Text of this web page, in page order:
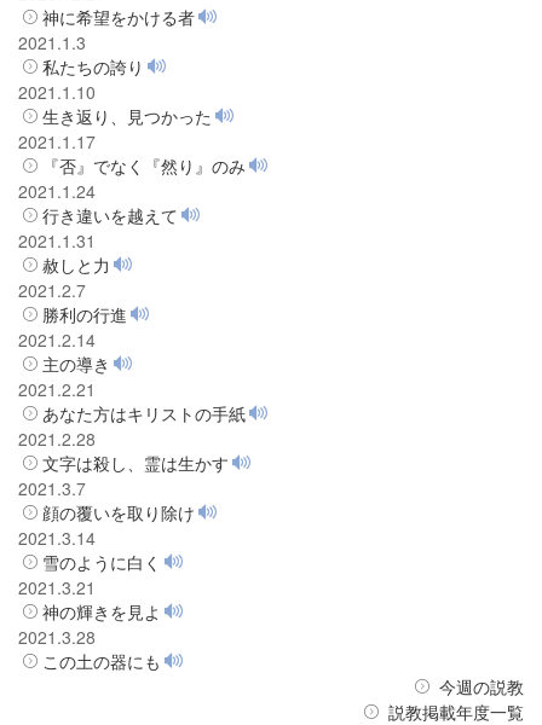
神に希望をかける者
2021.1.3
私たちの誇り
2021.1.10
生き返り、見つかった
2021.1.17
『否』でなく『然り』のみ
2021.1.24
行き違いを越えて
2021.1.31
赦しと力
2021.2.7
勝利の行進
2021.2.14
主の導き
2021.2.21
あなた方はキリストの手紙
2021.2.28
文字は殺し、霊は生かす
2021.3.7
顔の覆いを取り除け
2021.3.14
雪のように白く
2021.3.21
神の輝きを見よ
2021.3.28
この土の器にも
今週の説教
説教掲載年度一覧